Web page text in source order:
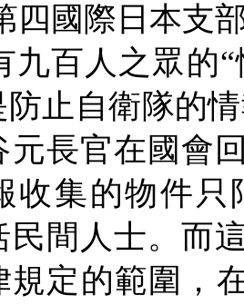
四國際日本支
九百人之眾的“
止自衛隊的
元長官在國會
收集的物件
民間人士。而
規定的範圍，